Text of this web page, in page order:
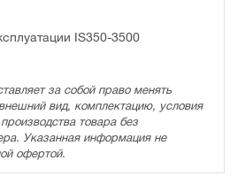
IS350-3500
за собой право менять
вид, комплектацию, условия
товара без
Указанная информация не
офертой.